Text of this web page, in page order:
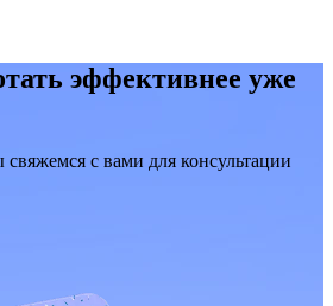
эффективнее уже
свяжемся с вами для консультации